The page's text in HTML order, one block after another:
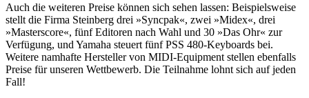
Auch die weiteren Preise können sich sehen lassen: Beispielsweise
stellt die Firma Steinberg drei »Syncpak«, zwei »Midex«, drei
»Masterscore«, fünf Editoren nach Wahl und 30 »Das Ohr« zur
Verfügung, und Yamaha steuert fünf PSS 480-Keyboards bei.
Weitere namhafte Hersteller von MIDI-Equipment stellen ebenfalls
Preise für unseren Wettbewerb. Die Teilnahme lohnt sich auf jeden
Fall!